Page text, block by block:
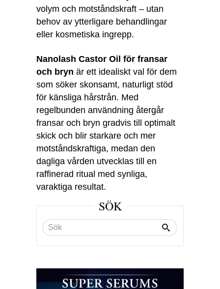
volym och motståndskraft – utan
behov av ytterligare behandlingar
eller kosmetiska ingrepp.
Nanolash Castor Oil för fransar
och bryn är ett idealiskt val för dem
som söker skonsamt, naturligt stöd
för känsliga hårstrån. Med
regelbunden användning återgår
fransar och bryn gradvis till optimalt
skick och blir starkare och mer
motståndskraftiga, medan den
dagliga vården utvecklas till en
raffinerad ritual med synliga,
varaktiga resultat.
SÖK